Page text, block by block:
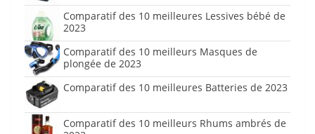
Comparatif des 10 meilleures Lessives bébé de
2023
Comparatif des 10 meilleurs Masques de
plongée de 2023
Comparatif des 10 meilleures Batteries de 2023
Comparatif des 10 meilleurs Rhums ambrés de